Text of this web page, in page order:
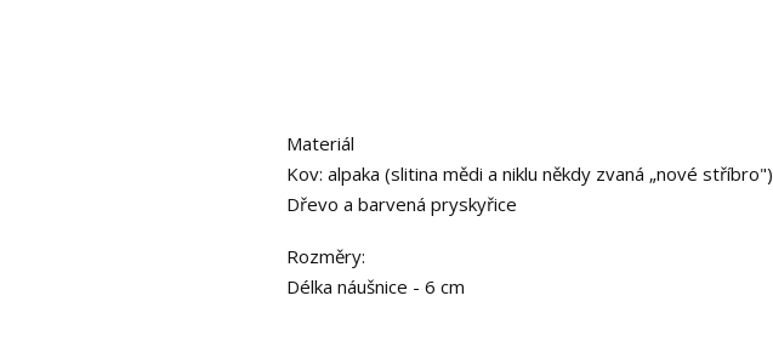
Materiál
Kov: alpaka (slitina mědi a niklu někdy zvaná „nové stříbro")
Dřevo a barvená pryskyřice
Rozměry:
Délka náušnice - 6 cm